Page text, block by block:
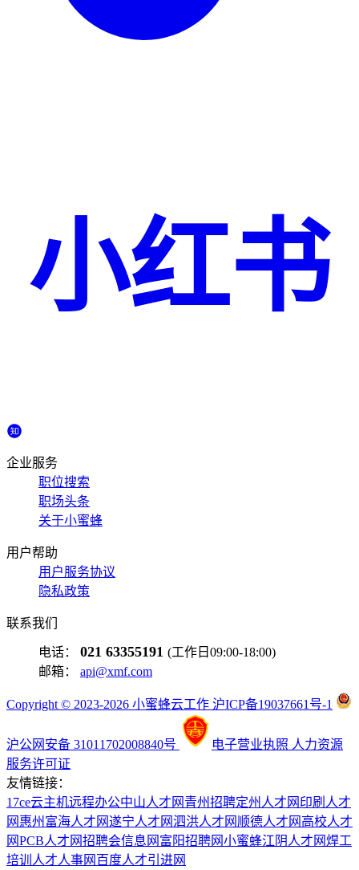
小红书
企业服务
职位搜索
职场头条
关于小蜜蜂
用户帮助
用户服务协议
隐私政策
联系我们
电话： 021 63355191 (工作日09:00-18:00)
邮箱： api@xmf.com
Copyright © 2023-2026 小蜜蜂云工作 沪ICP备19037661号-1
沪公网安备 31011702008840号 电子营业执照 人力资源
服务许可证
友情链接：
17ce云主机远程办公中山人才网 青州招聘定州人才网 印刷人才
网 惠州富海人才网遂宁人才网泗洪人才网 顺德人才网 高校人才
网PCB人才网招聘会信息网 富阳招聘网小蜜蜂江阴人才网焊工
培训 人才人事网 百度人才引进网